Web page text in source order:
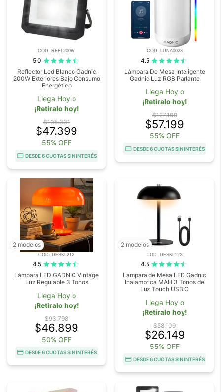
COD. REFL200W
5.0
Reflector Led Blanco Gadnic
200W Exteriores Bajo Consumo
Energético
Llega Hoy o
¡Retiralo hoy!
$105.331
$47.399
55% OFF
DESDE 6 CUOTAS SIN INTERÉS
COD. LUNA0023
4.5
Lámpara De Mesa Inteligente
Gadnic Luz RGB Parlante
Llega Hoy o
¡Retiralo hoy!
$127.109
$57.199
55% OFF
DESDE 6 CUOTAS SIN INTERÉS
2 modelos
COD. DESKL21X
4.5
Lámpara LED GADNIC Vintage
Luz Regulable 3 Tonos
Llega Hoy o
¡Retiralo hoy!
$93.798
$46.899
50% OFF
DESDE 6 CUOTAS SIN INTERÉS
2 modelos
COD. DESKL12X
4.5
Lampara de Mesa LED Gadnic
Inalambrica MAH 3 Tonos de
Luz Touch USB C
Llega Hoy o
¡Retiralo hoy!
$58.109
$26.149
55% OFF
DESDE 6 CUOTAS SIN INTERÉS